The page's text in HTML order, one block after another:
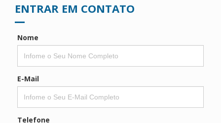
ENTRAR EM CONTATO
Nome
E-Mail
Telefone